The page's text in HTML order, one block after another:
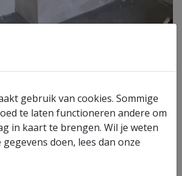
gebruik van cookies. Sommige
te laten functioneren andere om
in kaart te brengen. Wil je weten
doen, lees dan onze